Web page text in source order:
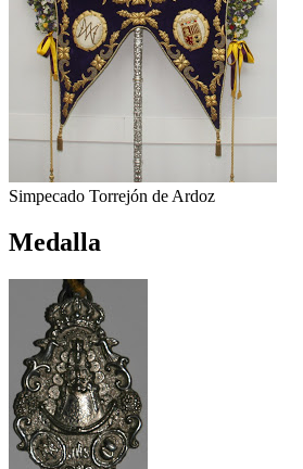
Simpecado Torrejón de Ardoz
Medalla